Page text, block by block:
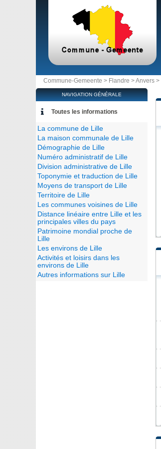
Commune-Gemeente > Flandre >Anvers >
NAVIGATION GÉNÉRALE
Toutes les informations
La commune de Lille
La maison communale de Lille
Démographie de Lille
Numéro administratif de Lille
Division administrative de Lille
Toponymie et traduction de Lille
Moyens de transport de Lille
Territoire de Lille
Les communes voisines de Lille
Distance linéaire entre Lille et les
principales villes du pays
Patrimoine mondial proche de
Lille
Les environs de Lille
Activités et loisirs dans les
environs de Lille
Autres informations sur Lille